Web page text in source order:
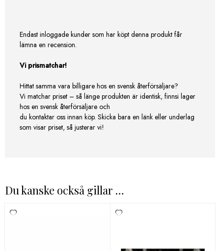
Endast inloggade kunder som har köpt denna produkt får
lämna en recension.
Vi prismatchar!
Hittat samma vara billigare hos en svensk återförsäljare?
Vi matchar priset – så länge produkten är identisk, finnsi lager
hos en svensk återförsäljare och
du kontaktar oss innan köp. Skicka bara en länk eller underlag
som visar priset, så justerar vi!
Du kanske också gillar …